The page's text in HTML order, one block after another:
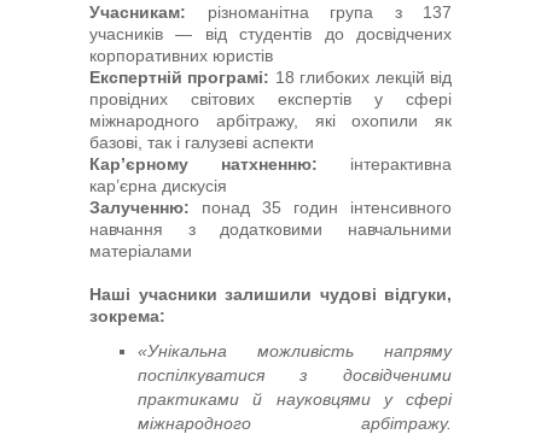
Галузеві арбітражі
Учасникам: різноманітна група з 137
учасників — від студентів до досвідчених
корпоративних юристів
Експертній програмі: 18 глибоких лекцій від
провідних світових експертів у сфері
міжнародного арбітражу, які охопили як
базові, так і галузеві аспекти
Кар’єрному натхненню: інтерактивна
кар’єрна дискусія
Залученню: понад 35 годин інтенсивного
навчання з додатковими навчальними
матеріалами
Наші учасники залишили чудові відгуки,
зокрема:
«Унікальна можливість напряму
поспілкуватися з досвідченими
практиками й науковцями у сфері
міжнародного арбітражу.